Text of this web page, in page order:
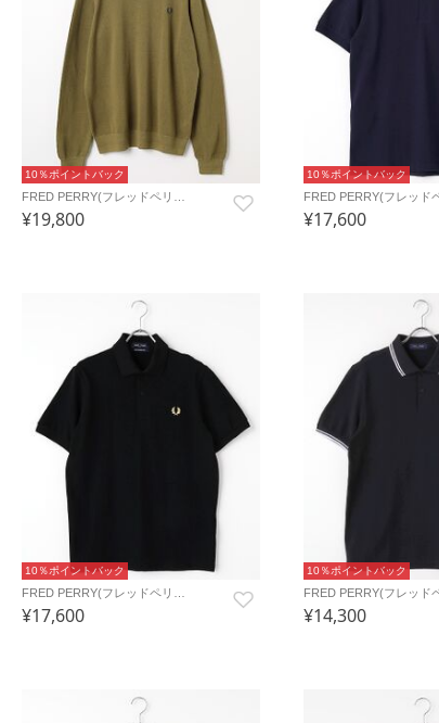
10％ポイントバック
FRED PERRY(フレッドペリ…
¥19,800
10％ポイントバック
FRED PERRY(フレッド
¥17,600
10％ポイントバック
FRED PERRY(フレッドペリ…
¥17,600
10％ポイントバック
FRED PERRY(フレッド
¥14,300